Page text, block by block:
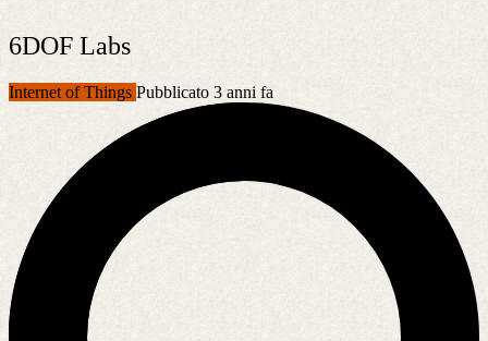
6DOF Labs
Internet of Things Pubblicato 3 anni fa